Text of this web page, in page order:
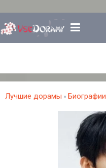
Лучшие дорамы » Биографии